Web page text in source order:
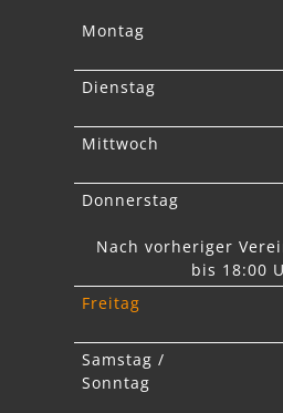
Montag
Dienstag
Mittwoch
Donnerstag
Nach vorheriger
bis 18:00
Freitag
Samstag /
Sonntag